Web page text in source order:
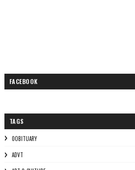
FACEBOOK
TAGS
0OBITUARY
ADVT